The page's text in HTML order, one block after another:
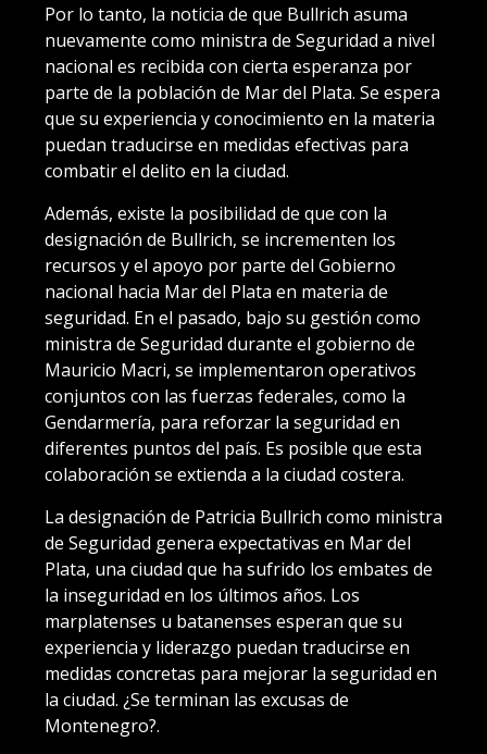
Por lo tanto, la noticia de que Bullrich asuma
nuevamente como ministra de Seguridad a nivel
nacional es recibida con cierta esperanza por
parte de la población de Mar del Plata. Se espera
que su experiencia y conocimiento en la materia
puedan traducirse en medidas efectivas para
combatir el delito en la ciudad.
Además, existe la posibilidad de que con la
designación de Bullrich, se incrementen los
recursos y el apoyo por parte del Gobierno
nacional hacia Mar del Plata en materia de
seguridad. En el pasado, bajo su gestión como
ministra de Seguridad durante el gobierno de
Mauricio Macri, se implementaron operativos
conjuntos con las fuerzas federales, como la
Gendarmería, para reforzar la seguridad en
diferentes puntos del país. Es posible que esta
colaboración se extienda a la ciudad costera.
La designación de Patricia Bullrich como ministra
de Seguridad genera expectativas en Mar del
Plata, una ciudad que ha sufrido los embates de
la inseguridad en los últimos años. Los
marplatenses u batanenses esperan que su
experiencia y liderazgo puedan traducirse en
medidas concretas para mejorar la seguridad en
la ciudad. ¿Se terminan las excusas de
Montenegro?.